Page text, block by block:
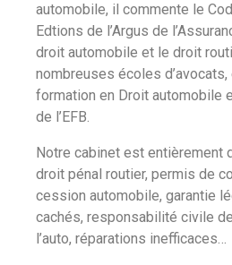
automobile, il commente le
Edtions de l’Argus de
droit automobile et le droit
nombreuses écoles
formation en Droit automobile
de l’EFB.
Notre cabinet est entièrement
droit pénal routier, permis de
cession automobile, garantie
cachés, responsabilité civile
l’auto, réparations inefficaces…